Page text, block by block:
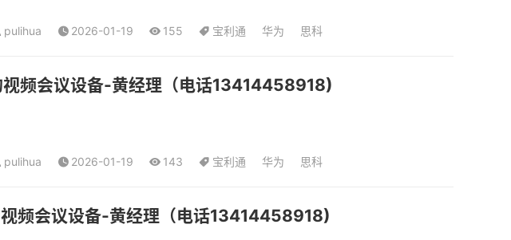
pulihua 2026-01-19 155 宝利通 华为 思科
频会议设备-黄经理（电话13414458918)
pulihua 2026-01-19 143 宝利通 华为 思科
频会议设备-黄经理（电话13414458918)